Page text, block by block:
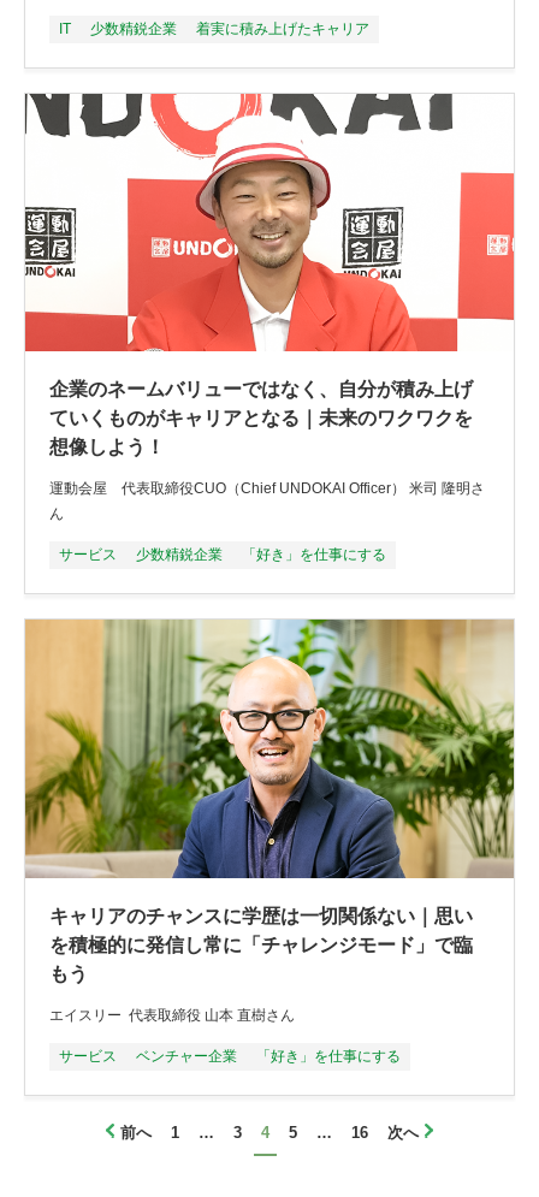
IT 少数精鋭企業 着実に積み上げたキャリア
企業のネームバリューではなく、自分が積み上げ
ていくものがキャリアとなる｜未来のワクワクを
想像しよう！
運動会屋 代表取締役CUO（Chief UNDOKAI Officer） 米司 隆明さ
ん
サービス 少数精鋭企業 「好き」を仕事にする
キャリアのチャンスに学歴は一切関係ない｜思い
を積極的に発信し常に「チャレンジモード」で臨
もう
エイスリー 代表取締役 山本 直樹さん
サービス ベンチャー企業 「好き」を仕事にする
前へ 1 … 3 4 5 … 16 次へ